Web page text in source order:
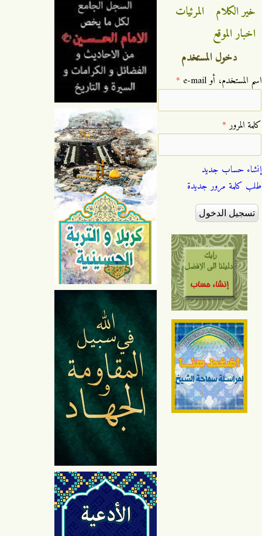
خير الكلام
المرئيات
اخبار الموقع
دخول المستخدم
‏اسم المستخدم، أو e-mail ‏ *
‏كلمة المرور ‏*
إنشاء حساب جديد
طلب كلمة مرور جديدة